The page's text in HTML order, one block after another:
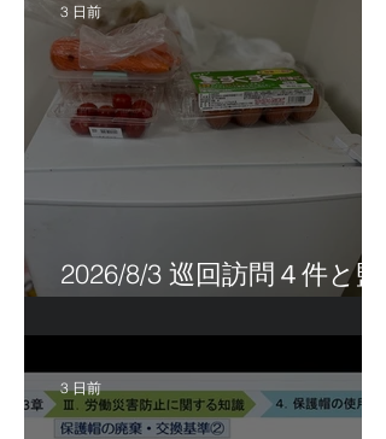
2026/8/3 巡回訪問４件と監
3 日前
3 日前